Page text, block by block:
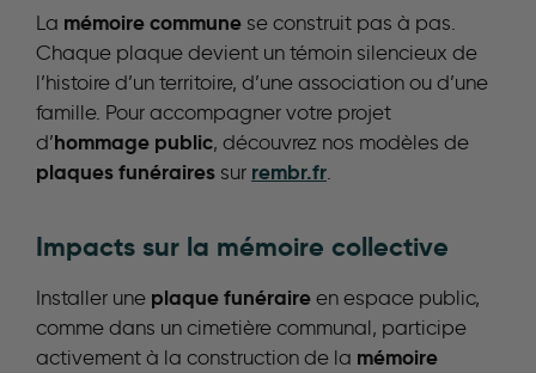
La mémoire commune se construit pas à pas.
Chaque plaque devient un témoin silencieux de
l’histoire d’un territoire, d’une association ou d’une
famille. Pour accompagner votre projet
d’hommage public, découvrez nos modèles de
plaques funéraires sur rembr.fr.
Impacts sur la mémoire collective
Installer une plaque funéraire en espace public,
comme dans un cimetière communal, participe
activement à la construction de la mémoire